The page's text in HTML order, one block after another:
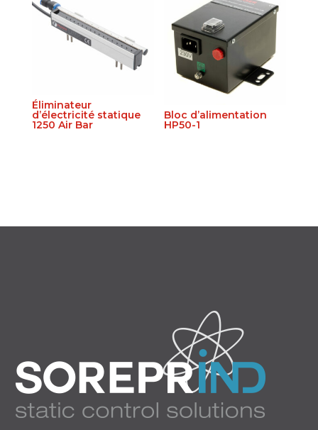
Éliminateur
d’électricité statique
1250 Air Bar
Bloc d’alimentation
HP50-1